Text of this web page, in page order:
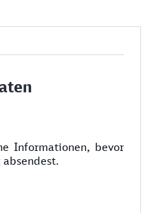
Informationen, bevor